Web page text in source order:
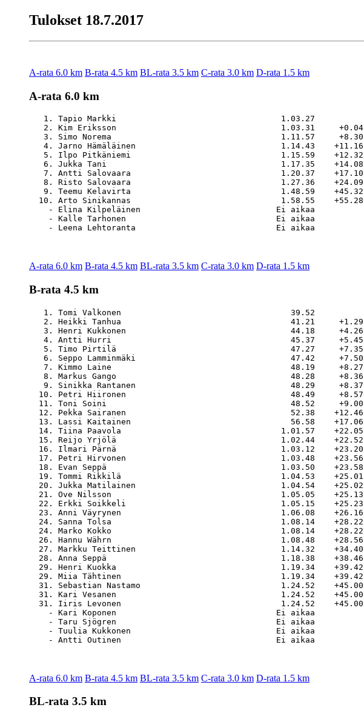
Tulokset 18.7.2017
A-rata 6.0 km B-rata 4.5 km BL-rata 3.5 km C-rata 3.0 km D-rata 1.5 km
A-rata 6.0 km
   1. Tapio Markki                                  1.03.27
   2. Kim Eriksson                                  1.03.31     +0.04
   3. Simo Norema                                   1.11.57     +8.30
   4. Jarno Hämäläinen                              1.14.43    +11.16
   5. Ilpo Pitkäniemi                               1.15.59    +12.32
   6. Jukka Tani                                    1.17.35    +14.08
   7. Antti Salovaara                               1.20.37    +17.10
   8. Risto Salovaara                               1.27.36    +24.09
   9. Teemu Kelavirta                               1.48.59    +45.32
  10. Arto Sinikannas                               1.58.55    +55.28
    - Elina Kilpeläinen                            Ei aikaa
    - Kalle Tarhonen                               Ei aikaa
A-rata 6.0 km B-rata 4.5 km BL-rata 3.5 km C-rata 3.0 km D-rata 1.5 km
B-rata 4.5 km
   1. Tomi Valkonen                                   39.52
   2. Heikki Tanhua                                   41.21     +1.29
   3. Henri Kukkonen                                  44.18     +4.26
   4. Antti Hurri                                     45.37     +5.45
   5. Timo Pirtilä                                    47.27     +7.35
   6. Seppo Lamminmäki                                47.42     +7.50
   7. Kimmo Laine                                     48.19     +8.27
   8. Markus Gango                                    48.28     +8.36
   9. Sinikka Rantanen                                48.29     +8.37
  10. Petri Hiironen                                  48.49     +8.57
  11. Toni Soini                                      48.52     +9.00
  12. Pekka Sairanen                                  52.38    +12.46
  13. Lassi Kaitainen                                 56.58    +17.06
  14. Tiina Paavola                                 1.01.57    +22.05
  15. Reijo Yrjölä                                  1.02.44    +22.52
  16. Ilmari Pärnä                                  1.03.12    +23.20
  17. Petri Hirvonen                                1.03.48    +23.56
  18. Evan Seppä                                    1.03.50    +23.58
  19. Tommi Rikkilä                                 1.04.53    +25.01
  20. Jukka Matilainen                              1.04.54    +25.02
  21. Ove Nilsson                                   1.05.05    +25.13
  22. Erkki Soikkeli                                1.05.15    +25.23
  23. Anni Väyrynen                                 1.06.08    +26.16
  24. Sanna Tolsa                                   1.08.14    +28.22
  24. Marko Kokko                                   1.08.14    +28.22
  26. Hannu Währn                                   1.08.48    +28.56
  27. Markku Teittinen                              1.14.32    +34.40
  28. Anna Seppä                                    1.18.38    +38.46
  29. Henri Kuokka                                  1.19.34    +39.42
  29. Miia Tähtinen                                 1.19.34    +39.42
  31. Sebastian Nastamo                             1.24.52    +45.00
  31. Kari Vesanen                                  1.24.52    +45.00
  31. Iiris Levonen                                 1.24.52    +45.00
    - Kari Koponen                                 Ei aikaa
    - Taru Sjögren                                 Ei aikaa
    - Tuulia Kukkonen                              Ei aikaa
A-rata 6.0 km B-rata 4.5 km BL-rata 3.5 km C-rata 3.0 km D-rata 1.5 km
BL-rata 3.5 km